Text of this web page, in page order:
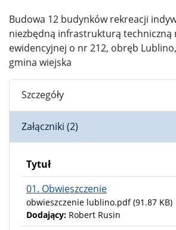
Budowa 12 budynków rekreacji
niezbędną infrastrukturą techniczną
ewidencyjnej o nr 212, obręb
gmina wiejska
Szczegóły
Załączniki (2)
Tytuł
01. Obwieszczenie
obwieszczenie lublino.pdf (91.87 KB)
Dodający: Robert Rusin